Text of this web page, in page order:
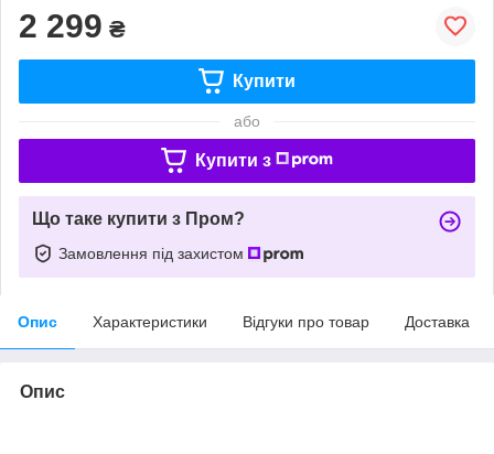
2 299 ₴
Купити
або
Купити з
Що таке купити з Пром?
Замовлення під захистом
Опис Характеристики Відгуки про товар Доставка
Опис